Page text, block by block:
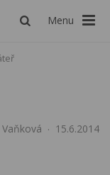
Menu
Vaňková 15.6.2014